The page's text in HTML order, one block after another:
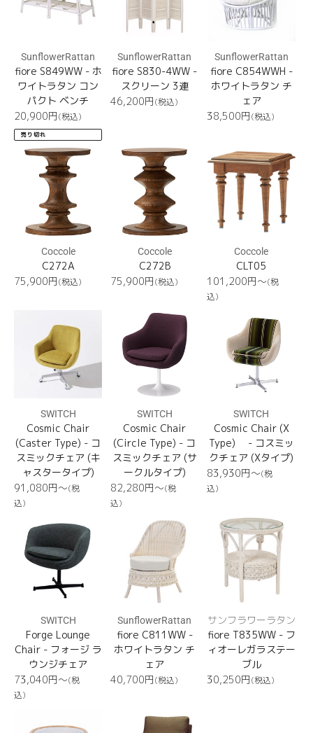
SunflowerRattan
fiore S849WW - ホ
ワイトラタン コン
パクト ベンチ
通
常
価
20,900円(税込)
売り切れ
SunflowerRattan
fiore S830-4WW -
スクリーン 3連
通
46,200円(税込)
SunflowerRattan
fiore C854WWH -
ホワイトラタン チ
ェア
通
格
38,500円(税込)
C272A
Coccole
C272A
通
75,900円(税込)
C272B
Coccole
C272B
通
75,900円(税込)
CLT05
Coccole
CLT05
通
常
101,200円〜(税
込)
(Caster
Type)
SWITCH
Cosmic Chair
(Caster Type) - コ
スミックチェア (キ
ャスタータイプ)
通
常
91,080円〜(税
込)
Chair
(Circle
Type)
SWITCH
Cosmic Chair
(Circle Type) - コ
スミックチェア (サ
ークルタイプ)
通
常
82,280円〜(税
込)
Type)
SWITCH
Cosmic Chair (X
Type) - コスミッ
クチェア (Xタイプ)
通
常
83,930円〜(税
込)
Lounge
Chair
SWITCH
Forge Lounge
Chair - フォージ ラ
ウンジチェア
通
常
73,040円〜(税
込)
C811WW
SunflowerRattan
fiore C811WW -
ホワイトラタン チ
ェア
通
40,700円(税込)
fiore
T835WW
サンフラワーラタン
fiore T835WW - フ
ィオーレガラステー
ブル
通
30,250円(税込)